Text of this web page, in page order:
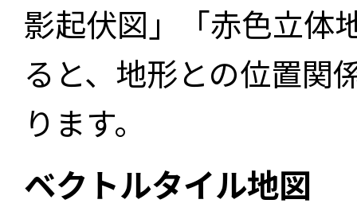
影起伏図」「赤色立体
ると、地形との位置関
ります。
ベクトルタイル地図